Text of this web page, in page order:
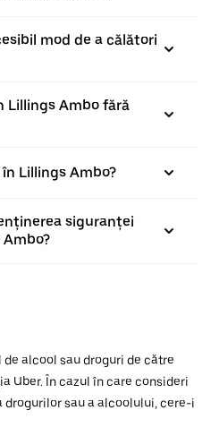
mod de a călători
Lillings Ambo fără
Lillings Ambo?
siguranței
alcool sau droguri de către
Uber. În cazul în care consideri
sau a alcoolului, cere-i